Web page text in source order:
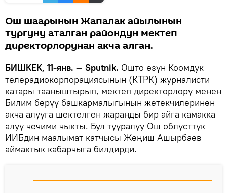
Ош шаарынын Жапалак айылынын
тургуну аталган райондун мектеп
директорлорунан акча алган.
БИШКЕК, 11-янв. — Sputnik. Ошто өзүн Коомдук
телерадиокорпорациясынын (КТРК) журналисти
катары тааныштырып, мектеп директорлору менен
Билим берүү башкармалыгынын жетекчилеринен
акча алууга шектелген жаранды бир айга камакка
алуу чечими чыкты. Бул тууралуу Ош облусттук
ИИБдин маалымат катчысы Жеңиш Ашырбаев
аймактык кабарчыга билдирди.